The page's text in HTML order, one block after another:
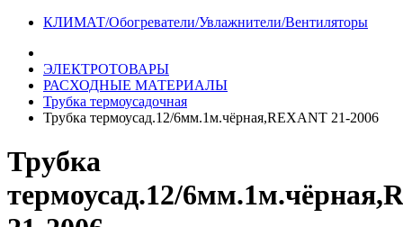
КЛИМАТ/Обогреватели/Увлажнители/Вентиляторы
ЭЛЕКТРОТОВАРЫ
РАСХОДНЫЕ МАТЕРИАЛЫ
Трубка термоусадочная
Трубка термоусад.12/6мм.1м.чёрная,REXANT 21-2006
Трубка
термоусад.12/